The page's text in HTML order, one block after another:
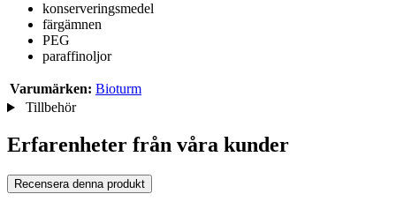
konserveringsmedel
färgämnen
PEG
paraffinoljor
Varumärken: Bioturm
Tillbehör
Erfarenheter från våra kunder
Recensera denna produkt